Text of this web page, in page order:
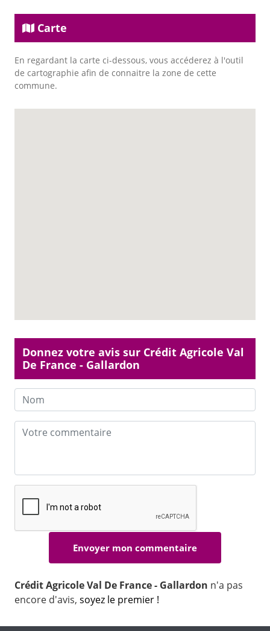
Carte
En regardant la carte ci-dessous, vous accéderez à l'outil
de cartographie afin de connaitre la zone de cette
commune.
Donnez votre avis sur Crédit Agricole Val
De France - Gallardon
Crédit Agricole Val De France - Gallardon n'a pas
encore d'avis, soyez le premier !